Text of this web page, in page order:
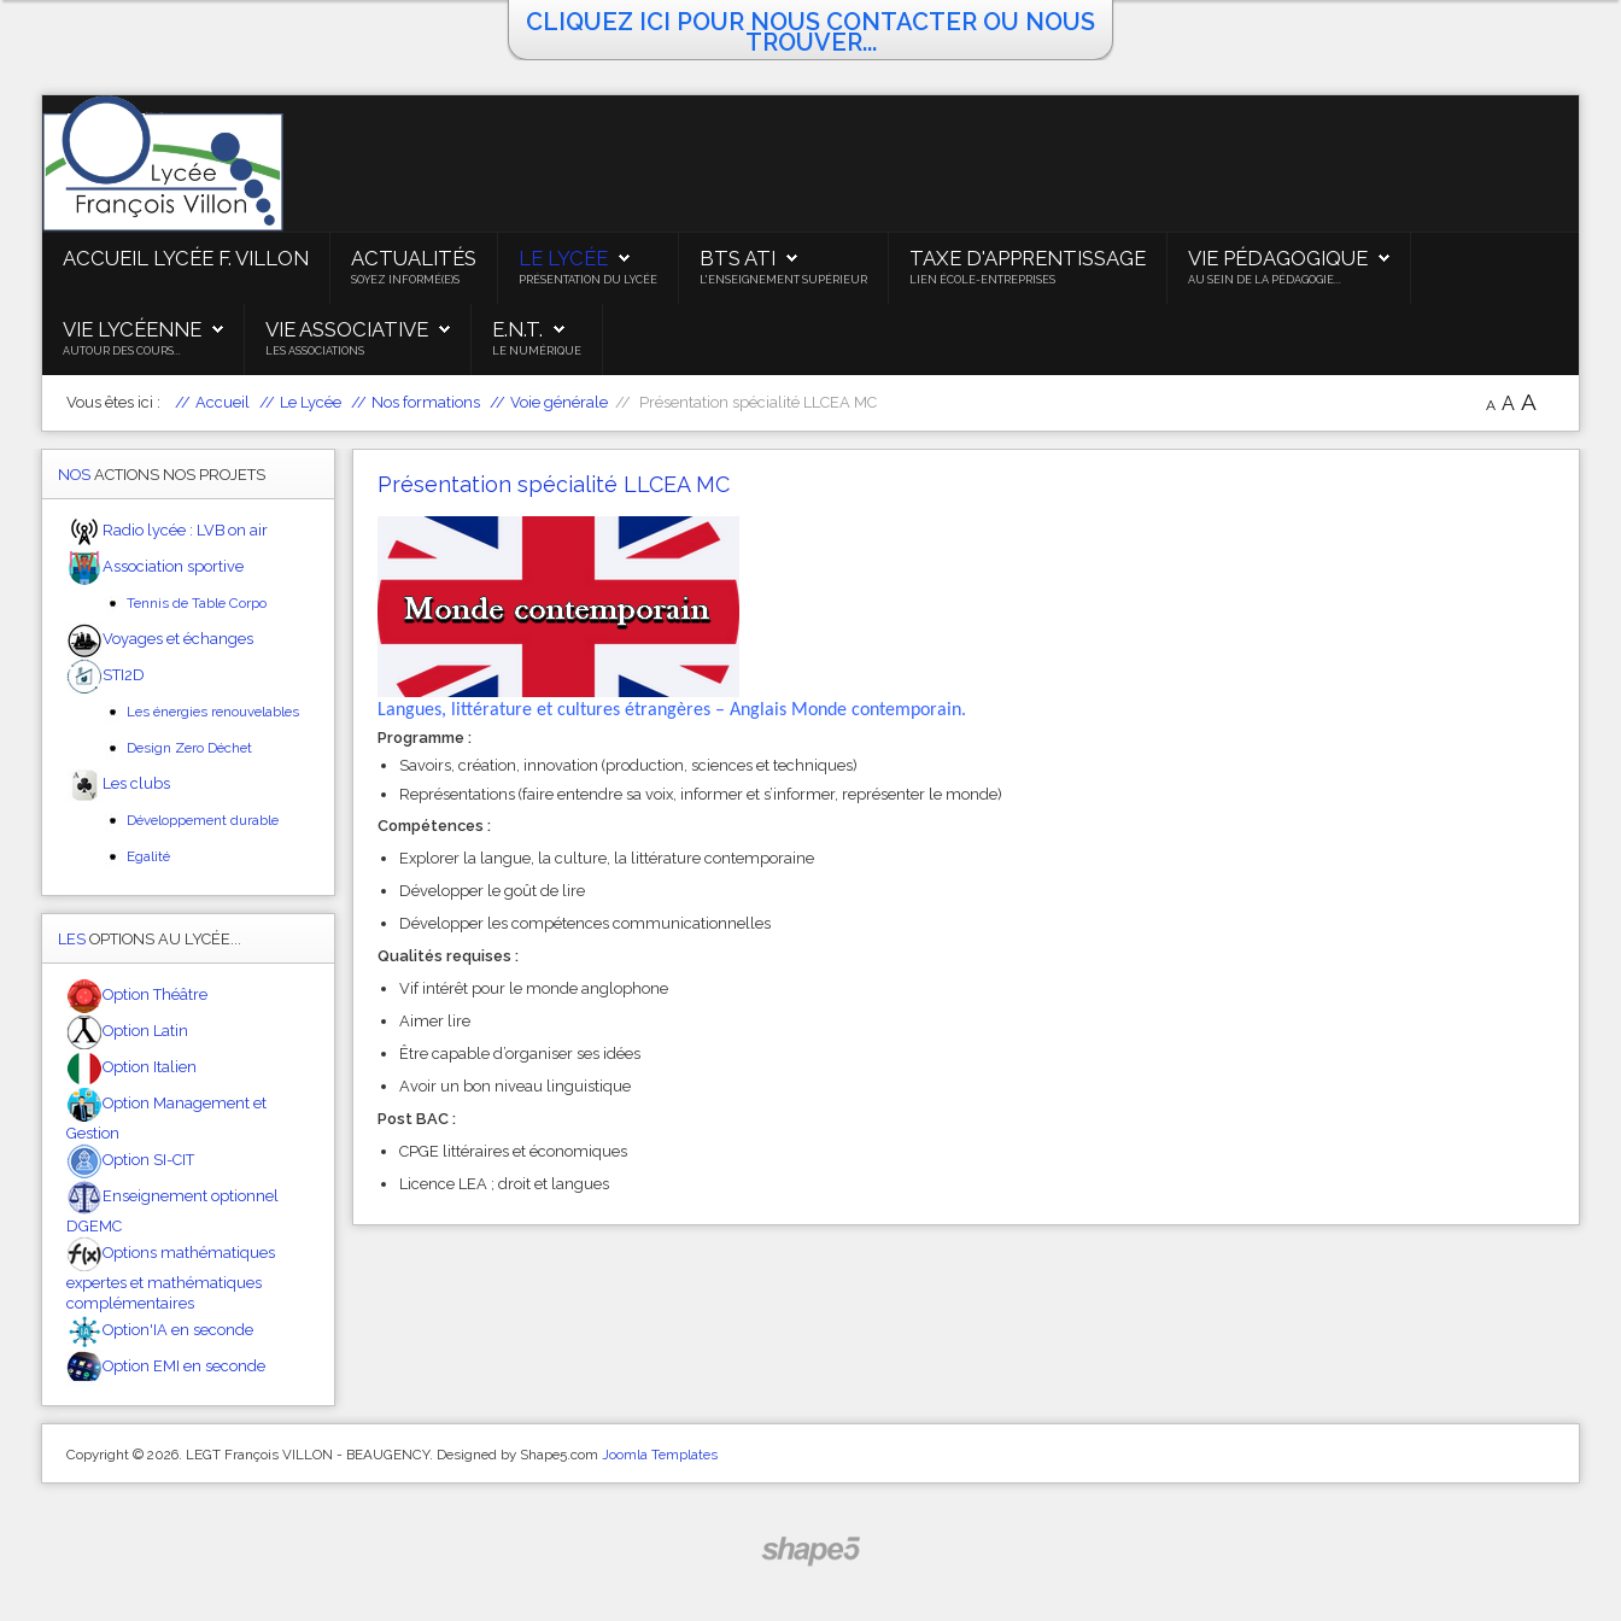
Accueil Lycée F. VILLON
Actualités
Le Lycée
Vie pédagogique
Vie associative
E.N.T.
CLIQUEZ ICI POUR NOUS CONTACTER OU NOUS
TROUVER...
ACCUEIL LYCÉE F. VILLON ACTUALITÉS
SOYEZ INFORMÉ(E)S
LE LYCÉE
PRÉSENTATION DU LYCÉE
BTS ATI
L'ENSEIGNEMENT SUPÉRIEUR
TAXE D'APPRENTISSAGE
LIEN ÉCOLE-ENTREPRISES
VIE PÉDAGOGIQUE
AU SEIN DE LA PÉDAGOGIE...
VIE LYCÉENNE
AUTOUR DES COURS...
VIE ASSOCIATIVE
LES ASSOCIATIONS
E.N.T.
LE NUMÉRIQUE
Vous êtes ici : Accueil Le Lycée Nos formations Voie générale Présentation spécialité LLCEA MC A A A
Présentation spécialité LLCEA MC
Langues, littérature et cultures étrangères – Anglais Monde contemporain.
Programme :
Savoirs, création, innovation (production, sciences et techniques)
Représentations (faire entendre sa voix, informer et s’informer, représenter le monde)
Compétences :
Explorer la langue, la culture, la littérature contemporaine
Développer le goût de lire
Développer les compétences communicationnelles
Qualités requises :
Vif intérêt pour le monde anglophone
Aimer lire
Être capable d’organiser ses idées
Avoir un bon niveau linguistique
Post BAC :
CPGE littéraires et économiques
Licence LEA ; droit et langues
NOS ACTIONS NOS PROJETS
Radio lycée : LVB on air
Association sportive
Tennis de Table Corpo
Voyages et échanges
STI2D
Les énergies renouvelables
Design Zero Déchet
Les clubs
Développement durable
Egalité
LES OPTIONS AU LYCÉE...
Option Théâtre
Option Latin
Option Italien
Option Management et
Gestion
Option SI-CIT
Enseignement optionnel
DGEMC
Options mathématiques
expertes et mathématiques
complémentaires
Option'IA en seconde
Option EMI en seconde
Copyright © 2026. LEGT François VILLON - BEAUGENCY. Designed by Shape5.com Joomla Templates